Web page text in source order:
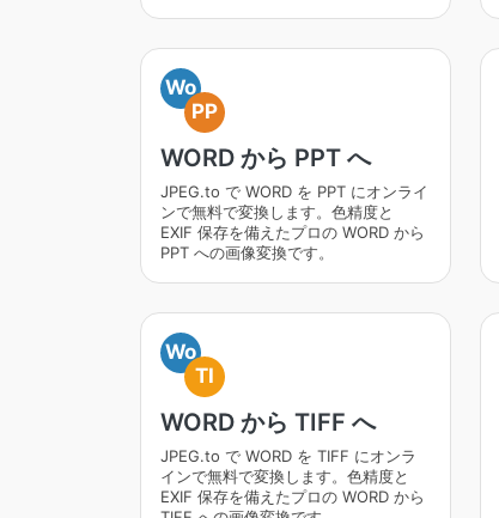
Wo
PP
WORD から PPT へ
JPEG.to で WORD を PPT にオンライ
ンで無料で変換します。色精度と
EXIF 保存を備えたプロの WORD から
PPT への画像変換です。
Wo
TI
WORD から TIFF へ
JPEG.to で WORD を TIFF にオンラ
インで無料で変換します。色精度と
EXIF 保存を備えたプロの WORD から